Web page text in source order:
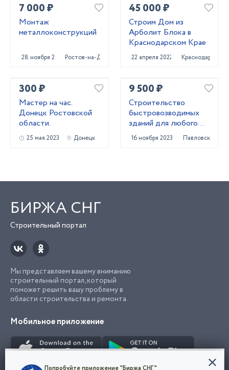
7 000 ₽
Монтаж
металлоконструкций
28 ноября 2022 Ростов-на-Дону
45 000 ₽
Строим Дом из
Арболит Блока в
Краснодарском Крае
22 апреля 2022 Краснодар
300 ₽
Мастер на час.
Донецк Ростовской
области.
25 мая 2023 Донецк
9 500 ₽
Строительство
быстровозводимых
зданий для любого
бизнеса
16 ноября 2023 Павловск
БИРЖА СНГ
Строительный портал
Мы представляем вашему вниманию
строительный портал, который
поможет решить вашу проблему в
области строительства и ремонта.
Мобильное приложение
Конфиденциальность